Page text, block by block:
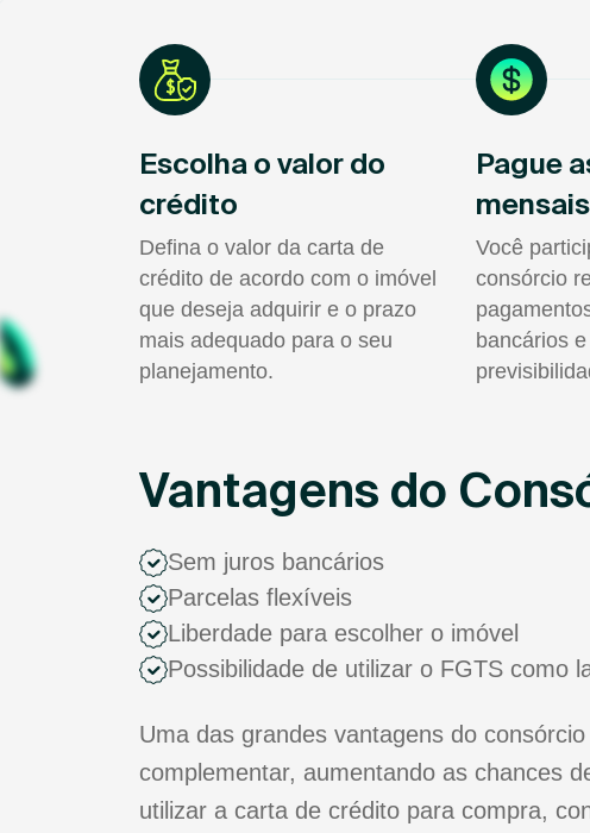
Escolha o valor do
crédito
Defina o valor da carta de
crédito de acordo com o imóvel
que deseja adquirir e o prazo
mais adequado para o seu
planejamento.
Pague
mensais
Você
consórcio
bancários
Vantagens do
Sem juros bancários
Parcelas flexíveis
Liberdade para escolher o imóvel
Possibilidade de utilizar o FGTS como
Uma das grandes vantagens do
complementar, aumentando as chances
utilizar a carta de crédito para compra,